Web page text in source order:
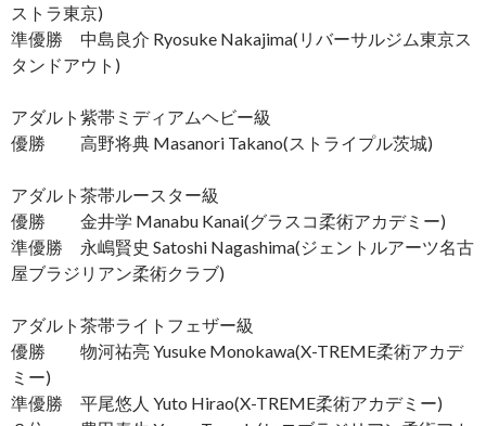
ストラ東京)
準優勝 中島良介 Ryosuke Nakajima(リバーサルジム東京ス
タンドアウト)
アダルト紫帯ミディアムヘビー級
優勝 高野将典 Masanori Takano(ストライプル茨城)
アダルト茶帯ルースター級
優勝 金井学 Manabu Kanai(グラスコ柔術アカデミー)
準優勝 永嶋賢史 Satoshi Nagashima(ジェントルアーツ名古
屋ブラジリアン柔術クラブ)
アダルト茶帯ライトフェザー級
優勝 物河祐亮 Yusuke Monokawa(X-TREME柔術アカデ
ミー)
準優勝 平尾悠人 Yuto Hirao(X-TREME柔術アカデミー)